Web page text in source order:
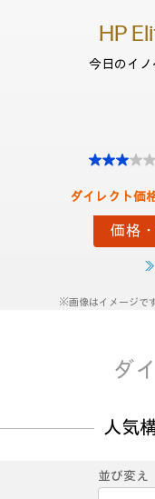
HP
今日のイ
価格
≫
※画像はイメージで
ダ
人気
並び変え